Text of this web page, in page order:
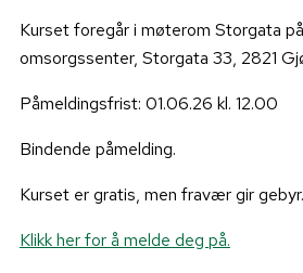
Kurset foregår i møterom Storgata
omsorgssenter, Storgata 33, 2821
Påmeldingsfrist: 01.06.26 kl. 12.00
Bindende påmelding.
Kurset er gratis, men fravær gir gebyr.
Klikk her for å melde deg på.